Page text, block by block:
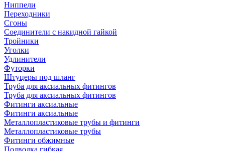
Ниппели
Переходники
Сгоны
Соединители с накидной гайкой
Тройники
Уголки
Удлинители
Футорки
Штуцеры под шланг
Труба для аксиальных фитингов
Труба для аксиальных фитингов
Фитинги аксиальные
Фитинги аксиальные
Металлопластиковые трубы и фитинги
Металлопластиковые трубы
Фитинги обжимные
Подводка гибкая